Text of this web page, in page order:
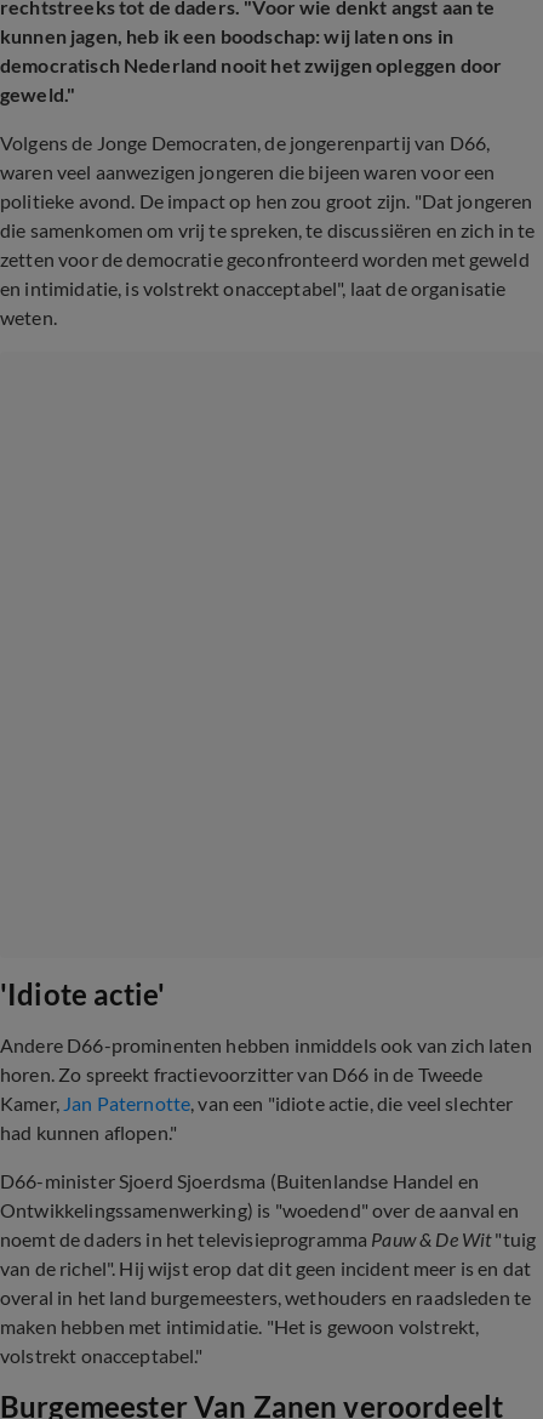
rechtstreeks tot de daders. "Voor wie denkt angst aan te
kunnen jagen, heb ik een boodschap: wij laten ons in
democratisch Nederland nooit het zwijgen opleggen door
geweld."
Volgens de Jonge Democraten, de jongerenpartij van D66,
waren veel aanwezigen jongeren die bijeen waren voor een
politieke avond. De impact op hen zou groot zijn. "Dat jongeren
die samenkomen om vrij te spreken, te discussiëren en zich in te
zetten voor de democratie geconfronteerd worden met geweld
en intimidatie, is volstrekt onacceptabel", laat de organisatie
weten.
'Idiote actie'
Andere D66-prominenten hebben inmiddels ook van zich laten
horen. Zo spreekt fractievoorzitter van D66 in de Tweede
Kamer, Jan Paternotte, van een "idiote actie, die veel slechter
had kunnen aflopen."
D66-minister Sjoerd Sjoerdsma (Buitenlandse Handel en
Ontwikkelingssamenwerking) is "woedend" over de aanval en
noemt de daders in het televisieprogramma Pauw & De Wit"tuig
van de richel". Hij wijst erop dat dit geen incident meer is en dat
overal in het land burgemeesters, wethouders en raadsleden te
maken hebben met intimidatie. "Het is gewoon volstrekt,
volstrekt onacceptabel."
Burgemeester Van Zanen veroordeelt